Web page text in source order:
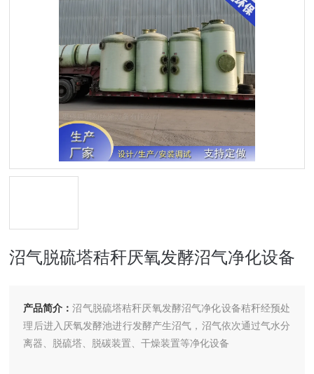
沼气脱硫塔秸秆厌氧发酵沼气净化设备
产品简介：沼气脱硫塔秸秆厌氧发酵沼气净化设备秸秆经预处
理后进入厌氧发酵池进行发酵产生沼气，沼气依次通过气水分
离器、脱硫塔、脱碳装置、干燥装置等净化设备